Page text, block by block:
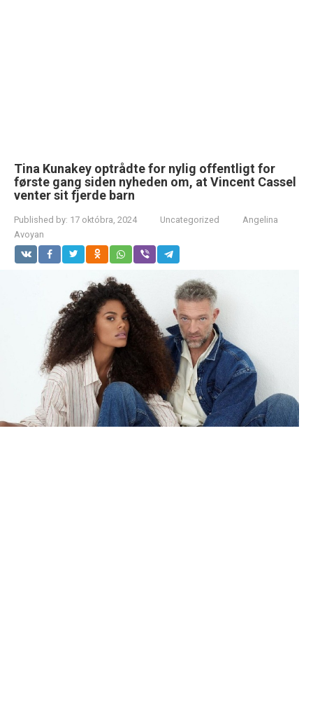
Tina Kunakey optrådte for nylig offentligt for
første gang siden nyheden om, at Vincent Cassel
venter sit fjerde barn
Published by: 17 októbra, 2024 Uncategorized
Angelina
Avoyan